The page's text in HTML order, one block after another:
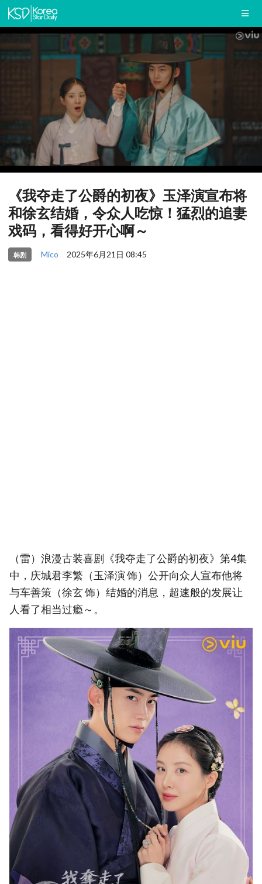
《我夺走了公爵的初夜》玉泽演宣布将
和徐玄结婚，令众人吃惊！猛烈的追妻
戏码，看得好开心啊～
韩剧 Mico 2025年6月21日 08:45
（雷）浪漫古装喜剧《我夺走了公爵的初夜》第4集
中，庆城君李繁（玉泽演 饰）公开向众人宣布他将
与车善策（徐玄 饰）结婚的消息，超速般的发展让
人看了相当过瘾～。